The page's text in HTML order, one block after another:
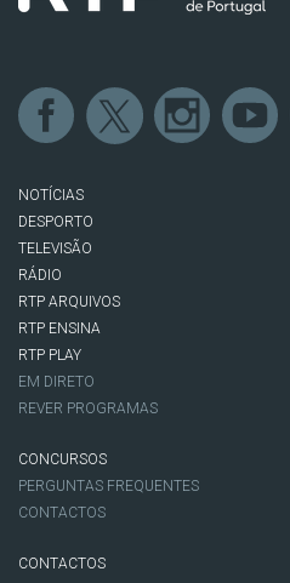
NOTÍCIAS
DESPORTO
TELEVISÃO
RÁDIO
RTP ARQUIVOS
RTP ENSINA
RTP PLAY
EM DIRETO
REVER PROGRAMAS
CONCURSOS
PERGUNTAS FREQUENTES
CONTACTOS
CONTACTOS